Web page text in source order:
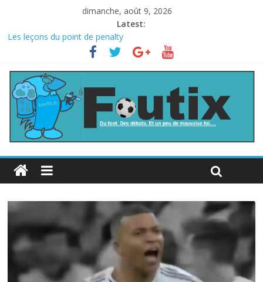
dimanche, août 9, 2026
Latest:
Les leçons du point de penalty
Le football italien retombe dans le chaos
La FIFA veut vendre une part de la Coupe du monde à des fonds
privés, la planète football s’insurge
Les curiosités de la Coupe du monde
L’Inde et la Chine, trop mauvais au football ?